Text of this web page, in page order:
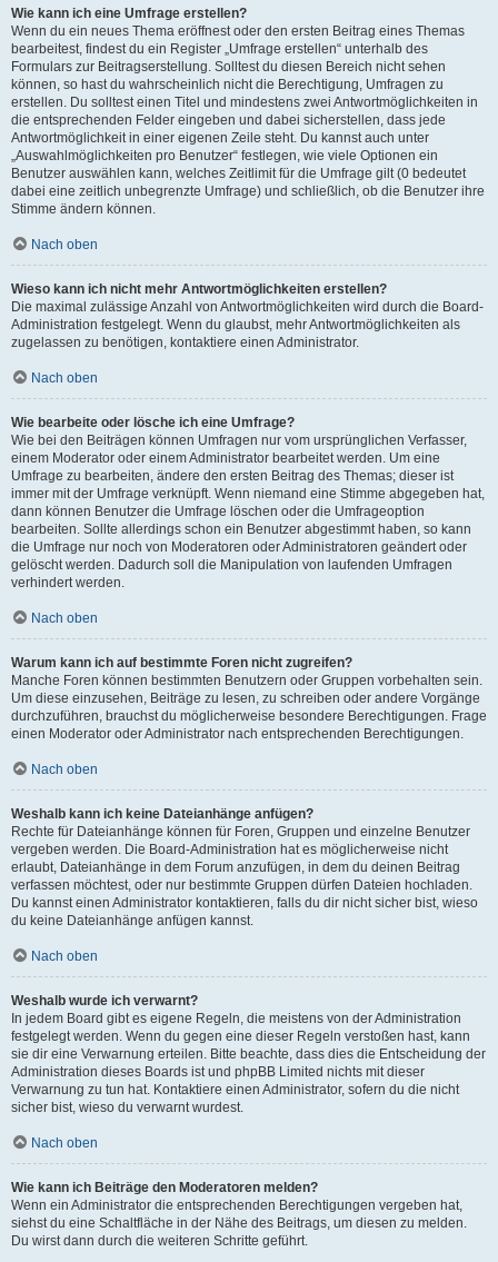
Wie kann ich eine Umfrage erstellen?
Wenn du ein neues Thema eröffnest oder den ersten Beitrag eines Themas
bearbeitest, findest du ein Register „Umfrage erstellen“ unterhalb des
Formulars zur Beitragserstellung. Solltest du diesen Bereich nicht sehen
können, so hast du wahrscheinlich nicht die Berechtigung, Umfragen zu
erstellen. Du solltest einen Titel und mindestens zwei Antwortmöglichkeiten in
die entsprechenden Felder eingeben und dabei sicherstellen, dass jede
Antwortmöglichkeit in einer eigenen Zeile steht. Du kannst auch unter
„Auswahlmöglichkeiten pro Benutzer“ festlegen, wie viele Optionen ein
Benutzer auswählen kann, welches Zeitlimit für die Umfrage gilt (0 bedeutet
dabei eine zeitlich unbegrenzte Umfrage) und schließlich, ob die Benutzer ihre
Stimme ändern können.
Nach oben
Wieso kann ich nicht mehr Antwortmöglichkeiten erstellen?
Die maximal zulässige Anzahl von Antwortmöglichkeiten wird durch die Board-
Administration festgelegt. Wenn du glaubst, mehr Antwortmöglichkeiten als
zugelassen zu benötigen, kontaktiere einen Administrator.
Nach oben
Wie bearbeite oder lösche ich eine Umfrage?
Wie bei den Beiträgen können Umfragen nur vom ursprünglichen Verfasser,
einem Moderator oder einem Administrator bearbeitet werden. Um eine
Umfrage zu bearbeiten, ändere den ersten Beitrag des Themas; dieser ist
immer mit der Umfrage verknüpft. Wenn niemand eine Stimme abgegeben hat,
dann können Benutzer die Umfrage löschen oder die Umfrageoption
bearbeiten. Sollte allerdings schon ein Benutzer abgestimmt haben, so kann
die Umfrage nur noch von Moderatoren oder Administratoren geändert oder
gelöscht werden. Dadurch soll die Manipulation von laufenden Umfragen
verhindert werden.
Nach oben
Warum kann ich auf bestimmte Foren nicht zugreifen?
Manche Foren können bestimmten Benutzern oder Gruppen vorbehalten sein.
Um diese einzusehen, Beiträge zu lesen, zu schreiben oder andere Vorgänge
durchzuführen, brauchst du möglicherweise besondere Berechtigungen. Frage
einen Moderator oder Administrator nach entsprechenden Berechtigungen.
Nach oben
Weshalb kann ich keine Dateianhänge anfügen?
Rechte für Dateianhänge können für Foren, Gruppen und einzelne Benutzer
vergeben werden. Die Board-Administration hat es möglicherweise nicht
erlaubt, Dateianhänge in dem Forum anzufügen, in dem du deinen Beitrag
verfassen möchtest, oder nur bestimmte Gruppen dürfen Dateien hochladen.
Du kannst einen Administrator kontaktieren, falls du dir nicht sicher bist, wieso
du keine Dateianhänge anfügen kannst.
Nach oben
Weshalb wurde ich verwarnt?
In jedem Board gibt es eigene Regeln, die meistens von der Administration
festgelegt werden. Wenn du gegen eine dieser Regeln verstoßen hast, kann
sie dir eine Verwarnung erteilen. Bitte beachte, dass dies die Entscheidung der
Administration dieses Boards ist und phpBB Limited nichts mit dieser
Verwarnung zu tun hat. Kontaktiere einen Administrator, sofern du die nicht
sicher bist, wieso du verwarnt wurdest.
Nach oben
Wie kann ich Beiträge den Moderatoren melden?
Wenn ein Administrator die entsprechenden Berechtigungen vergeben hat,
siehst du eine Schaltfläche in der Nähe des Beitrags, um diesen zu melden.
Du wirst dann durch die weiteren Schritte geführt.